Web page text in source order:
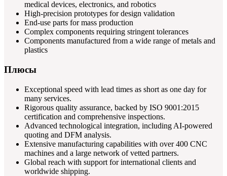
medical devices, electronics, and robotics
High-precision prototypes for design validation
End-use parts for mass production
Complex components requiring stringent tolerances
Components manufactured from a wide range of metals and
plastics
Плюсы
Exceptional speed with lead times as short as one day for
many services.
Rigorous quality assurance, backed by ISO 9001:2015
certification and comprehensive inspections.
Advanced technological integration, including AI-powered
quoting and DFM analysis.
Extensive manufacturing capabilities with over 400 CNC
machines and a large network of vetted partners.
Global reach with support for international clients and
worldwide shipping.